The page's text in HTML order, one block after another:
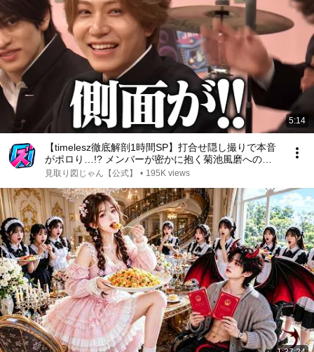
5:14
【timelesz徹底解剖1時間SP】打合せ隠し撮りで本音
がポロり…!? メンバーが密かに抱く菊池風磨へのリ
アルな不満とは…!!｜騒音上等!!音鳴り部 #TVer で過
見取り図じゃん【公式】 • 195K views